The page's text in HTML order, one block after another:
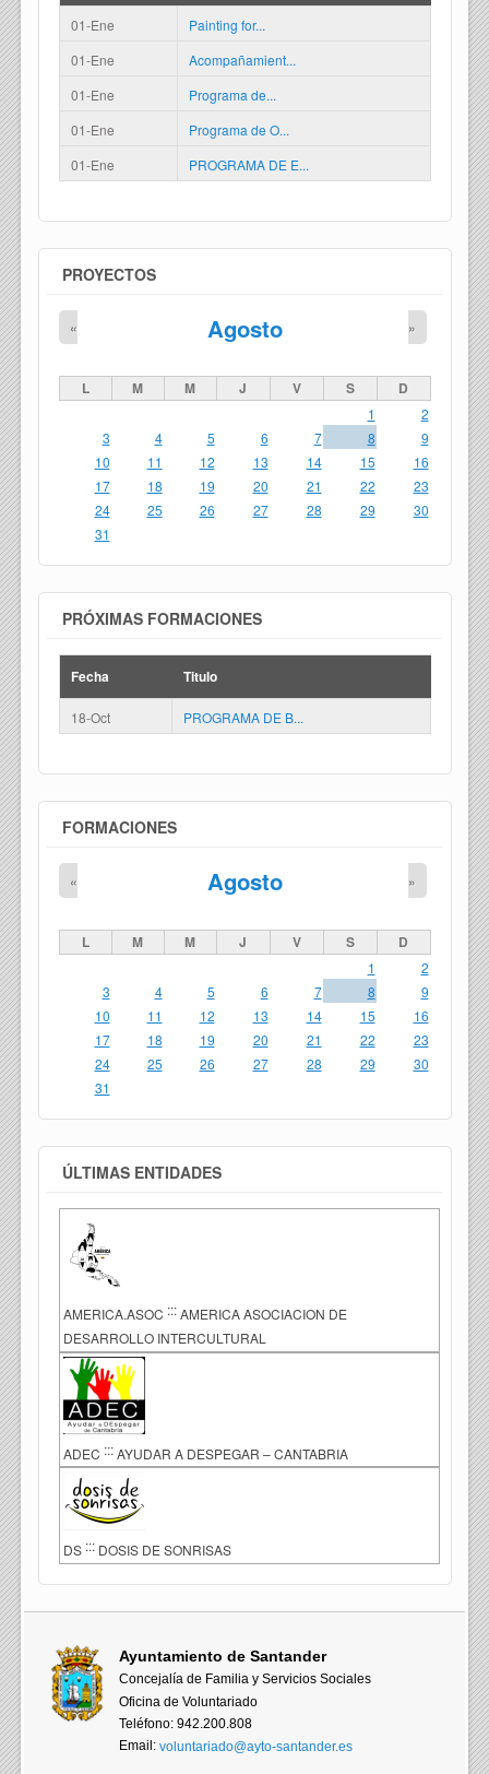
01-Ene
Painting for...
01-Ene
Acompañamient...
01-Ene
Programa de...
01-Ene
Programa de O...
01-Ene
PROGRAMA DE E...
PROYECTOS
Agosto
« »
L M M J V S D
1
2
3
4 5 6 7 8
9
10
11 12 13 14 15
16
17
18 19 20 21 22
23
24
25 26 27 28 29
30
31
PRÓXIMAS FORMACIONES
Fecha Titulo
18-Oct PROGRAMA DE B...
FORMACIONES
Agosto
« »
L M M J V S D
1
2
3
4 5 6 7 8
9
10
11 12 13 14 15
16
17
18 19 20 21 22
23
24
25 26 27 28 29
30
31
ÚLTIMAS ENTIDADES
AMERICA.ASOC ::: AMERICA ASOCIACION DE
DESARROLLO INTERCULTURAL
ADEC ::: AYUDAR A DESPEGAR – CANTABRIA
DS ::: DOSIS DE SONRISAS
Ayuntamiento de Santander
Concejalía de Familia y Servicios Sociales
Oficina de Voluntariado
Teléfono: 942.200.808
Email:voluntariado@ayto-santander.es